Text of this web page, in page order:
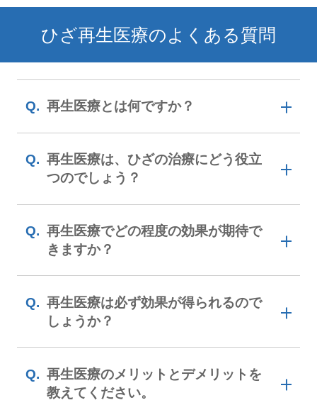
ひざ再生医療のよくある質問
再生医療とは何ですか？
体が本来持っている回復能力を利用し
て、組織や臓器の修復を目指す医療で
す。
再生医療とは、病気やケガなどで損傷を受
けて低下したり、完全になくなってしまっ
身の細胞によって修復することを目指す医
療です。
再生医療は細胞医療
私たちが病気やけがをしたら、普通は薬
再生医療は、ひざの治療にどう役立
つのでしょう？
再生医療によって変形性膝関節症の進
行抑止が期待できます。(治療後数日
間、腫れや熱感といった症状が出るこ
とはあります)。
現状の再生医療に期待できる効果は、変形
性膝関節症などの進行性の膝関節疾患の進
す。
再生医療でどの程度の効果が期待で
きますか？
痛みと関節機能の改善が期待できま
す。
当院で扱っている再生医療（培養幹細胞治
療）に関しては、痛みと関節の可動域など
の機能面での改善が認められました。
再生医療は必ず効果が得られるので
しょうか？
人によってばらつきがありますが、詳
細な検査を行うことで精度は上げられ
ます。
再生医療のメリットとデメリットを
教えてください。